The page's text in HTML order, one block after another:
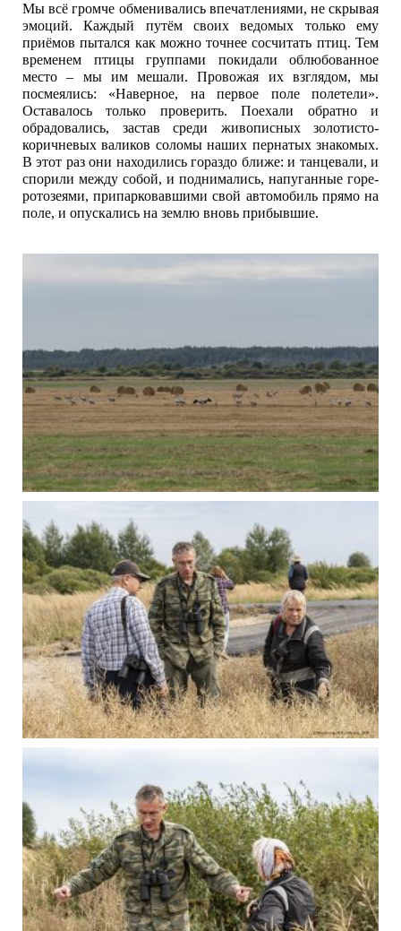
Мы всё громче обменивались впечатлениями, не скрывая
эмоций. Каждый путём своих ведомых только ему
приёмов пытался как можно точнее сосчитать птиц. Тем
временем птицы группами покидали облюбованное
место – мы им мешали. Провожая их взглядом, мы
посмеялись: «Наверное, на первое поле полетели».
Оставалось только проверить. Поехали обратно и
обрадовались, застав среди живописных золотисто-
коричневых валиков соломы наших пернатых знакомых.
В этот раз они находились гораздо ближе: и танцевали, и
спорили между собой, и поднимались, напуганные горе-
ротозеями, припарковавшими свой автомобиль прямо на
поле, и опускались на землю вновь прибывшие.